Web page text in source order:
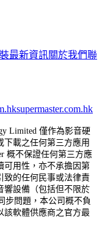
最新資訊關於我們聯
supermaster.com.hk
Limited 僅作為影音硬
下載之任何第三方應用
概不保證任何第三方應
可用性，亦不承擔因第
致的任何民事或法律責
響設備（包括但不限於
步問題，本公司概不負
該軟體供應商之官方最